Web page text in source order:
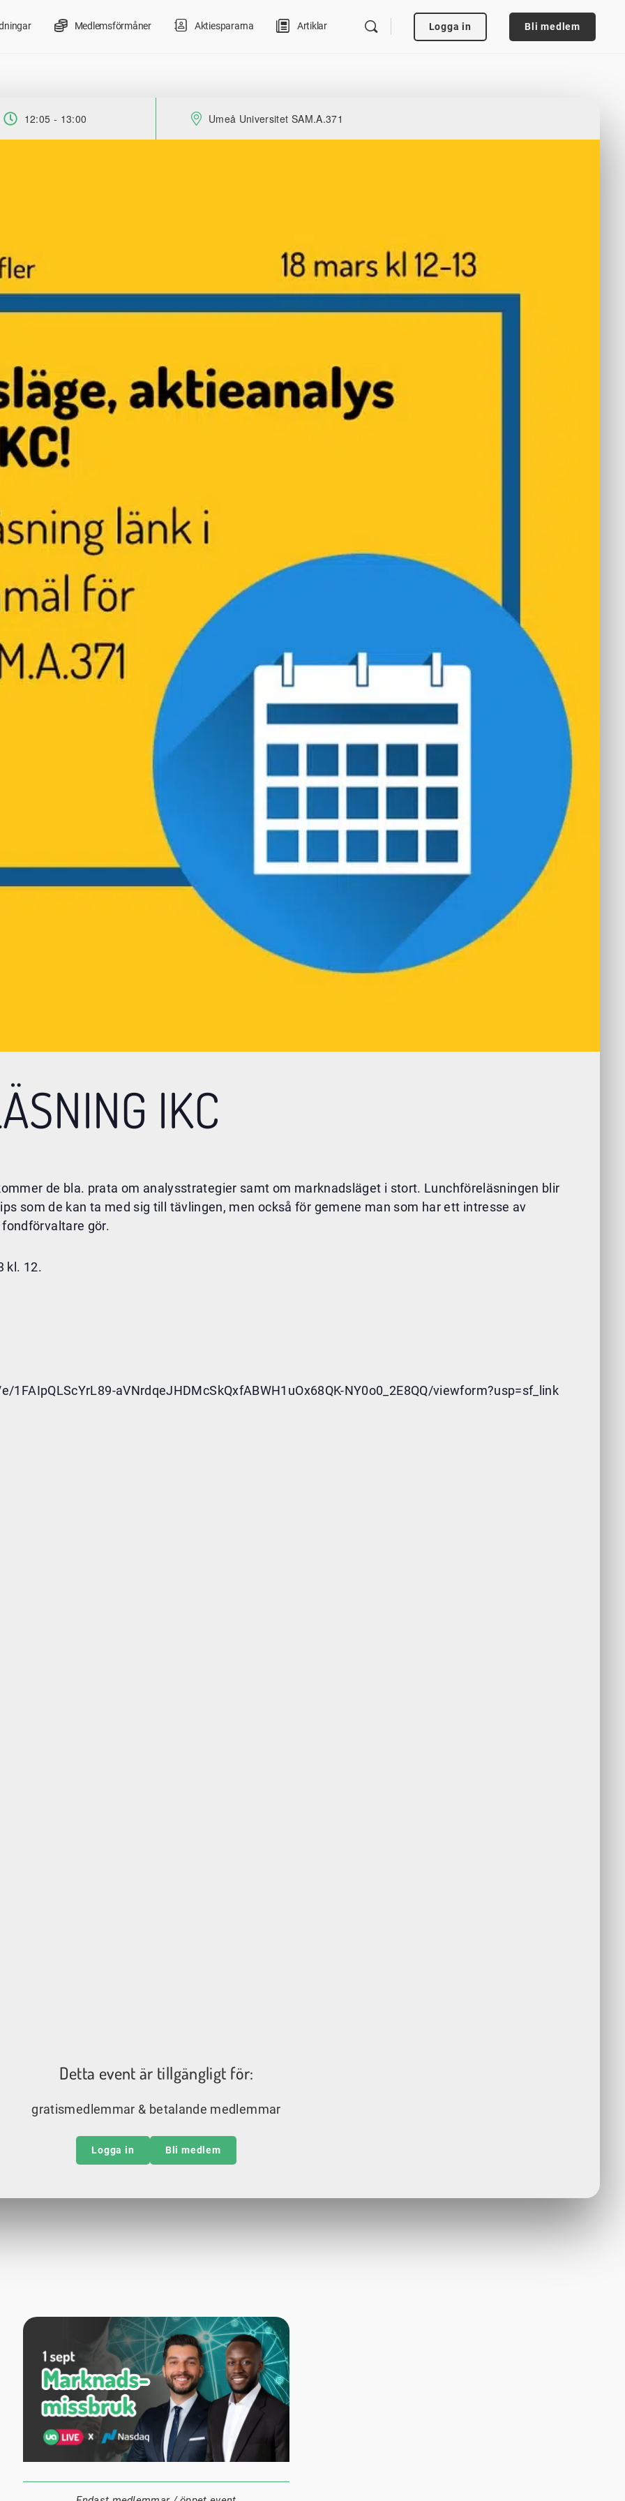
Medlemsförmåner Aktiespararna Artiklar Logga in Bli medlem
Tid:
12:05 - 13:00
Plats:
Umeå Universitet SAM.A.371
IKC
de bla. prata om analysstrategier samt om marknadsläget i stort. Lunchföreläsningen blir
som de kan ta med sig till tävlingen, men också för gemene man som har ett intresse av
gör.
kl. 12.
aVNrdqeJHDMcSkQxfABWH1uOx68QK-NY0o0_2E8QQ/viewform?usp=sf_link
Detta event är tillgängligt för:
gratismedlemmar & betalande medlemmar
Logga in Bli medlem
1 september
18:00
Digitalt